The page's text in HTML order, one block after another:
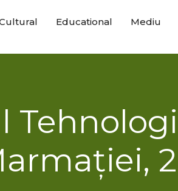
Educational Mediu